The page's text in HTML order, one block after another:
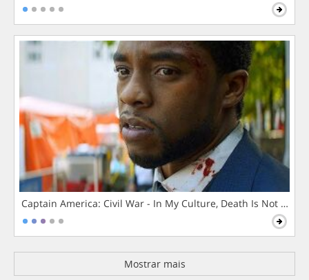
Captain America: Civil War - In My Culture, Death Is Not The
Mostrar mais